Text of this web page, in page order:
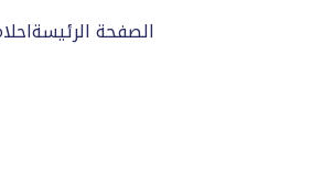
الصفحة الرئيسة